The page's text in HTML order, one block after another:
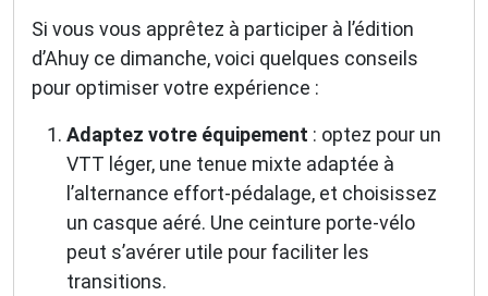
Si vous vous apprêtez à participer à l’édition
d’Ahuy ce dimanche, voici quelques conseils
pour optimiser votre expérience :
Adaptez votre équipement : optez pour un
VTT léger, une tenue mixte adaptée à
l’alternance effort-pédalage, et choisissez
un casque aéré. Une ceinture porte-vélo
peut s’avérer utile pour faciliter les
transitions.